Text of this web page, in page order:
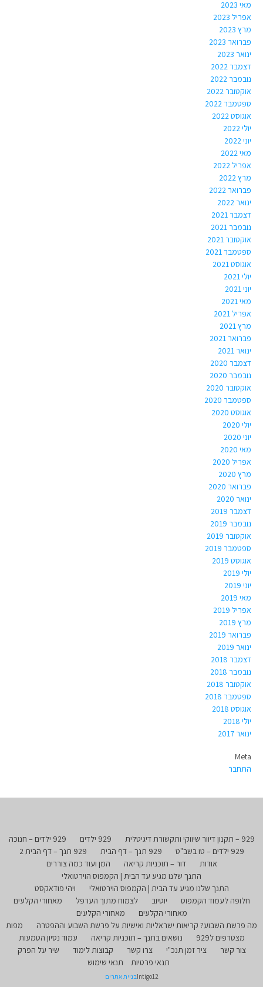
מאי 2023
אפריל 2023
מרץ 2023
פברואר 2023
ינואר 2023
דצמבר 2022
נובמבר 2022
אוקטובר 2022
ספטמבר 2022
אוגוסט 2022
יולי 2022
יוני 2022
מאי 2022
אפריל 2022
מרץ 2022
פברואר 2022
ינואר 2022
דצמבר 2021
נובמבר 2021
אוקטובר 2021
ספטמבר 2021
אוגוסט 2021
יולי 2021
יוני 2021
מאי 2021
אפריל 2021
מרץ 2021
פברואר 2021
ינואר 2021
דצמבר 2020
נובמבר 2020
אוקטובר 2020
ספטמבר 2020
אוגוסט 2020
יולי 2020
יוני 2020
מאי 2020
אפריל 2020
מרץ 2020
פברואר 2020
ינואר 2020
דצמבר 2019
נובמבר 2019
אוקטובר 2019
ספטמבר 2019
אוגוסט 2019
יולי 2019
יוני 2019
מאי 2019
אפריל 2019
מרץ 2019
פברואר 2019
ינואר 2019
דצמבר 2018
נובמבר 2018
אוקטובר 2018
ספטמבר 2018
אוגוסט 2018
יולי 2018
ינואר 2017
Meta
התחבר
929 – תקנון דיוור שיווקי ותקשורת דיגיטלית 929 ילדים
929 ילדים – חנוכה
929 ילדים – טו בשב"ט
929 תנך – דף הבית
929 תנך – דף הבית 2
אודות
דור – תוכניות קריאה
המן ועוד כמה צוררים
התנך שלנו מגיע עד הבית | הקמפוס הוירטואלי
התנך שלנו מגיע עד הבית | הקמפוס הוירטואלי
ויהי פודאקסט
חלופה לעמוד הקמפוס
יוטיוב לצמוח מתוך הערפל
מאחורי הקלעים
מאחורי הקלעים
מאחורי הקלעים
מה פרשת השבוע? קריאות ישראליות ואישיות על פרשת השבוע וההפטרה
מפות
מצטרפים ל929
נושאים בתנך – תוכניות קריאה
עמוד נסיון הטמעות
צור קשר
ציר זמן תנכ"י צרו קשר קבוצות לימוד
שיר על הפרק
תנאי פרטיות
תנאי שימוש
Intigo12בניית אתרים